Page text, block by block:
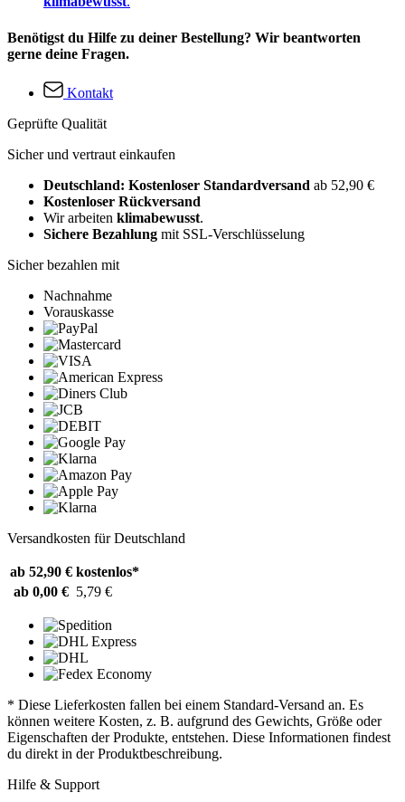
Benötigst du Hilfe zu deiner Bestellung? Wir beantworten
gerne deine Fragen.
Kontakt
Geprüfte Qualität
Sicher und vertraut einkaufen
Deutschland: Kostenloser Standardversand ab 52,90 €
Kostenloser Rückversand
Wir arbeiten klimabewusst.
Sichere Bezahlung mit SSL-Verschlüsselung
Sicher bezahlen mit
Nachnahme
Vorauskasse
Versandkosten für Deutschland
ab 52,90 € kostenlos*
ab 0,00 € 5,79 €
* Diese Lieferkosten fallen bei einem Standard-Versand an. Es
können weitere Kosten, z. B. aufgrund des Gewichts, Größe oder
Eigenschaften der Produkte, entstehen. Diese Informationen findest
du direkt in der Produktbeschreibung.
Hilfe & Support